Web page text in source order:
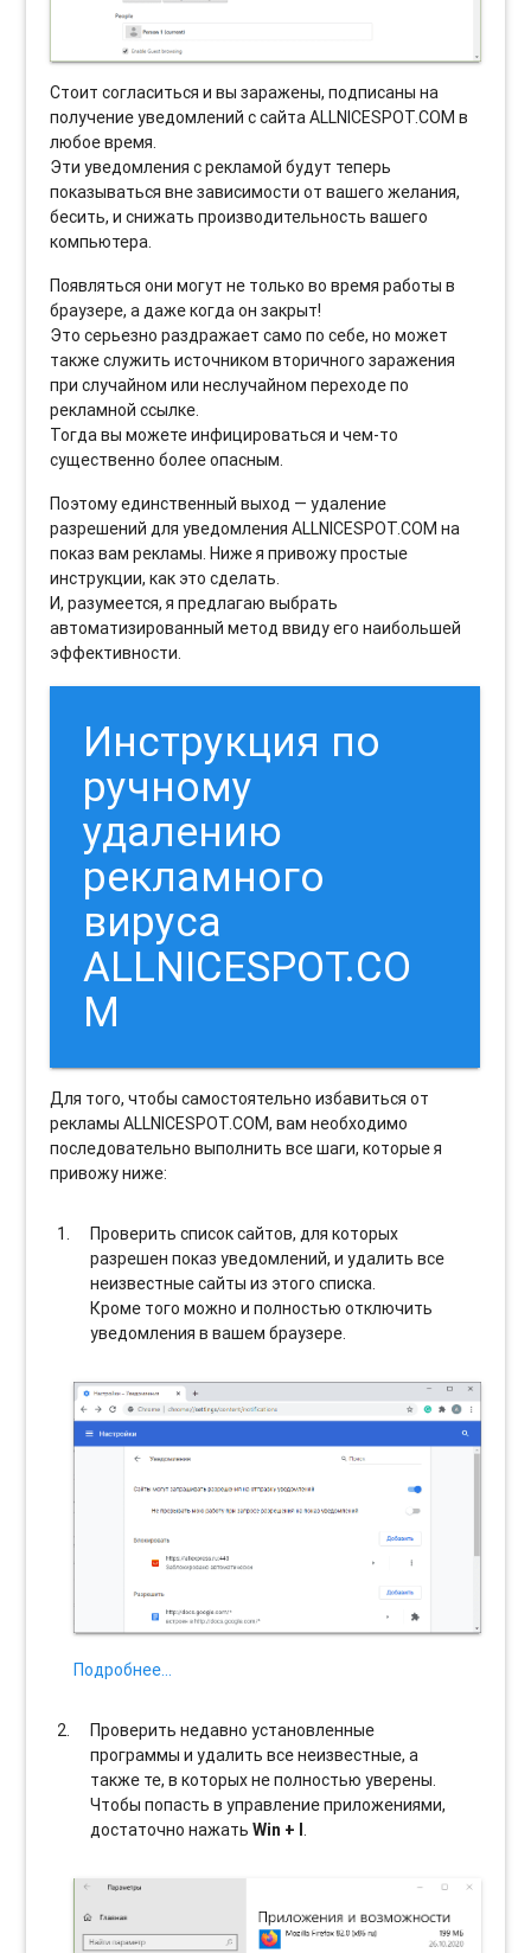
Стоит согласиться и вы заражены, подписаны на
получение уведомлений с сайта ALLNICESPOT.COM в
любое время.
Эти уведомления с рекламой будут теперь
показываться вне зависимости от вашего желания,
бесить, и снижать производительность вашего
компьютера.
Появляться они могут не только во время работы в
браузере, а даже когда он закрыт!
Это серьезно раздражает само по себе, но может
также служить источником вторичного заражения
при случайном или неслучайном переходе по
рекламной ссылке.
Тогда вы можете инфицироваться и чем-то
существенно более опасным.
Поэтому единственный выход — удаление
разрешений для уведомления ALLNICESPOT.COM на
показ вам рекламы. Ниже я привожу простые
инструкции, как это сделать.
И, разумеется, я предлагаю выбрать
автоматизированный метод ввиду его наибольшей
эффективности.
Инструкция по
ручному
удалению
рекламного
вируса
ALLNICESPOT.CO
M
Для того, чтобы самостоятельно избавиться от
рекламы ALLNICESPOT.COM, вам необходимо
последовательно выполнить все шаги, которые я
привожу ниже:
Проверить список сайтов, для которых
разрешен показ уведомлений, и удалить все
неизвестные сайты из этого списка.
Кроме того можно и полностью отключить
уведомления в вашем браузере.
Подробнее…
Проверить недавно установленные
программы и удалить все неизвестные, а
также те, в которых не полностью уверены.
Чтобы попасть в управление приложениями,
достаточно нажатьWin + I.